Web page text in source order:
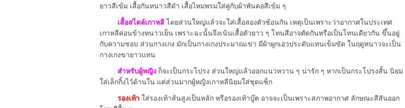
ยาวสีเข้ม เสื้อกันหนาวสีดำ เสื้อไหมพรมใส่คู่กับผ้าพันคอสีเข้ม ๆ
เสื้อสไตล์เกาหลี โดยส่วนใหญ่แล้วจะใส่เสื้อสองตัวซ้อนกัน เหตุเป็นเพราะว่าอากาศในประเทศ
เกาหลีค่อนข้างหนาวเย็น เพราะฉะนั้นจึงเน้นเสื้อตัวยาว ๆ โทนสีอาจตัดกันหรือเป็นโทนเดียวกัน ขึ้นอยู่
กับความชอบ ส่วนกางเกง มักเป็นกางเกงประมาณเข่า มีผ้าผูกเอวประดับแทนเข็มขัด ในฤดูหนาวจะเป็น
กางเกงขายาวแทน
สำหรับผู้หญิง ก็จะเป็นกระโปรง ส่วนใหญ่แล้วออกแนวหวาน ๆ น่ารัก ๆ หากเป็นกระโปรงสั้น นิยม
ใส่เล็กกิ้งไว้ด้านใน แต่ส่วนมากผู้หญิงเกาหลีนิยมใส่ชุดแซ็ก
รองเท้า ใส่รองเท้าส้นสูงเป็นหลัก หรือรองเท้าบู๊ต อาจจะเป็นเพราะสภาพอากาศ ลักษณะสีสันออก